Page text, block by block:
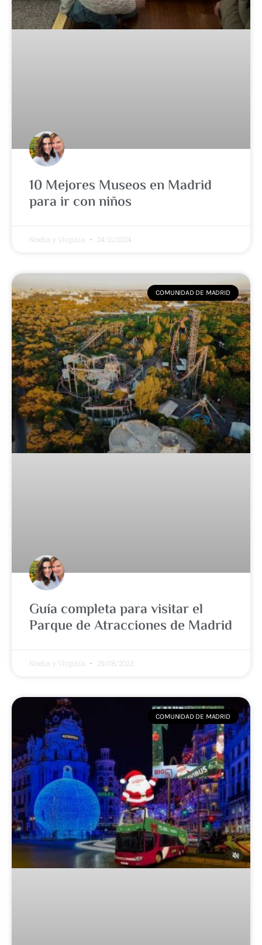
10 Mejores Museos en Madrid
para ir con niños
Noelia y Virginia 24/11/2024
COMUNIDAD DE MADRID
Guía completa para visitar el
Parque de Atracciones de Madrid
Noelia y Virginia 29/08/2023
COMUNIDAD DE MADRID